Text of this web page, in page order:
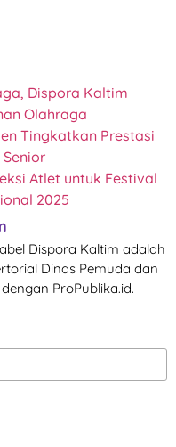
Dispora Kaltim
Olahraga
Tingkatkan Prestasi
Atlet untuk Festival
2025
Dispora Kaltim adalah
Dinas Pemuda dan
ProPublika.id.